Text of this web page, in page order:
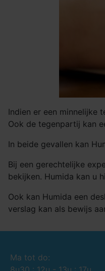
Indien er een minnelijke
Ook de tegenpartij kan
In beide gevallen kan
Bij een gerechtelijke
bekijken. Humida kan u
Ook kan Humida een
verslag kan als bewijs
Ma tot do: